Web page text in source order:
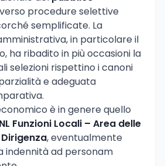
procedure selettive
semplificate. La
in particolare il
ha ribadito in più occasioni la
selezioni rispettino i canoni
e adeguata
è in genere quello
Funzioni Locali – Area delle
, eventualmente
indennità ad personam